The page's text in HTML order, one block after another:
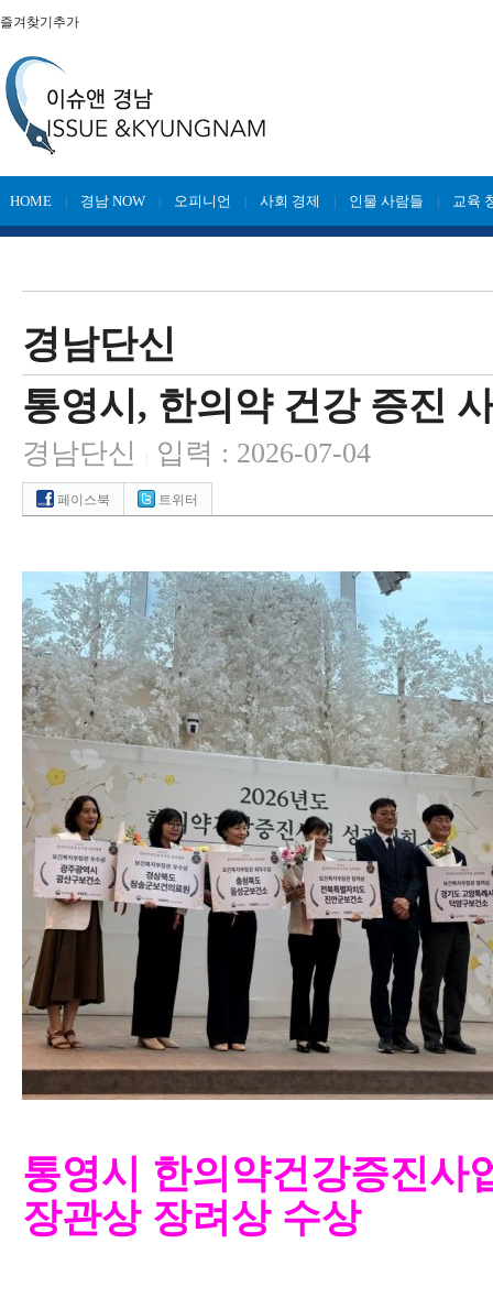
즐겨찾기추가
HOME 경남 NOW 오피니언 사회 경제 인물 사람들 교육
경남단신
통영시, 한의약 건강 증진
경남단신 입력 : 2026-07-04
페이스북 트위터
통영시 한의약건강증진사
장관상 장려상 수상